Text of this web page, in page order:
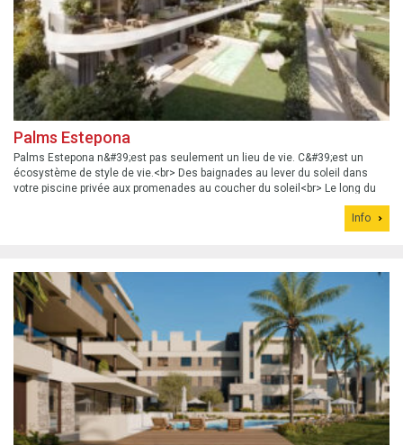
Palms Estepona
Palms Estepona n&#39;est pas seulement un lieu de vie. C&#39;est un
écosystème de style de vie.<br> Des baignades au lever du soleil dans
votre piscine privée aux promenades au coucher du soleil<br> Le long du
sentier côtier : ce n&#39;est pas qu&#39;une simple maison. C&#39;est une
Info